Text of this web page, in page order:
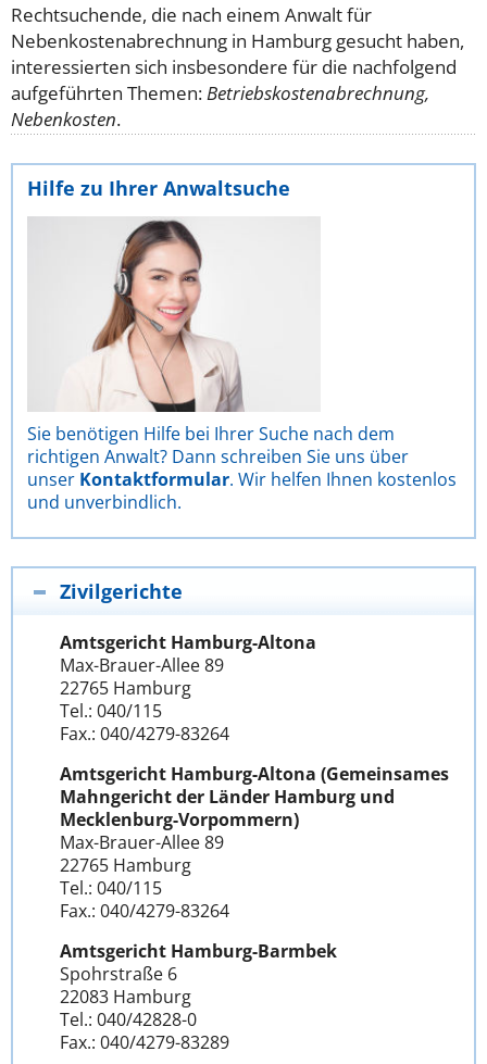
Rechtsuchende, die nach einem Anwalt für
Nebenkostenabrechnung in Hamburg gesucht haben,
interessierten sich insbesondere für die nachfolgend
aufgeführten Themen:Betriebskostenabrechnung,
Nebenkosten.
Hilfe zu Ihrer Anwaltsuche
Sie benötigen Hilfe bei Ihrer Suche nach dem
richtigen Anwalt? Dann schreiben Sie uns über
unser Kontaktformular. Wir helfen Ihnen kostenlos
und unverbindlich.
Zivilgerichte
Amtsgericht Hamburg-Altona
Max-Brauer-Allee 89
22765 Hamburg
Tel.: 040/115
Fax.: 040/4279-83264
Amtsgericht Hamburg-Altona (Gemeinsames
Mahngericht der Länder Hamburg und
Mecklenburg-Vorpommern)
Max-Brauer-Allee 89
22765 Hamburg
Tel.: 040/115
Fax.: 040/4279-83264
Amtsgericht Hamburg-Barmbek
Spohrstraße 6
22083 Hamburg
Tel.: 040/42828-0
Fax.: 040/4279-83289